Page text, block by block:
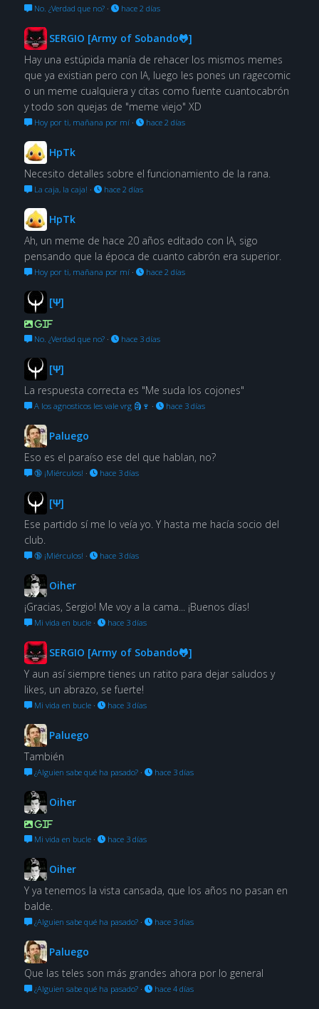
No. ¿Verdad que no?· hace 2 días
SERGIO [Army of Sobando🐸]
Hay una estúpida manía de rehacer los mismos memes
que ya existian pero con IA, luego les pones un ragecomic
o un meme cualquiera y citas como fuente cuantocabrón
y todo son quejas de "meme viejo" XD
Hoy por ti, mañana por mí· hace 2 días
HpTk
Necesito detalles sobre el funcionamiento de la rana.
La caja, la caja! · hace 2 días
HpTk
Ah, un meme de hace 20 años editado con IA, sigo
pensando que la época de cuanto cabrón era superior.
Hoy por ti, mañana por mí· hace 2 días
[Ψ]
GIF
No. ¿Verdad que no?· hace 3 días
[Ψ]
La respuesta correcta es "Me suda los cojones"
A los agnosticos les vale vrg 🗿🍷 · hace 3 días
Paluego
Eso es el paraíso ese del que hablan, no?
🔞 ¡Miérculos! · hace 3 días
[Ψ]
Ese partido sí me lo veía yo. Y hasta me hacía socio del
club.
🔞 ¡Miérculos! · hace 3 días
Oiher
¡Gracias, Sergio! Me voy a la cama... ¡Buenos días!
Mi vida en bucle· hace 3 días
SERGIO [Army of Sobando🐸]
Y aun así siempre tienes un ratito para dejar saludos y
likes, un abrazo, se fuerte!
Mi vida en bucle· hace 3 días
Paluego
También
¿Alguien sabe qué ha pasado?· hace 3 días
Oiher
GIF
Mi vida en bucle· hace 3 días
Oiher
Y ya tenemos la vista cansada, que los años no pasan en
balde.
¿Alguien sabe qué ha pasado?· hace 3 días
Paluego
Que las teles son más grandes ahora por lo general
¿Alguien sabe qué ha pasado?· hace 4 días